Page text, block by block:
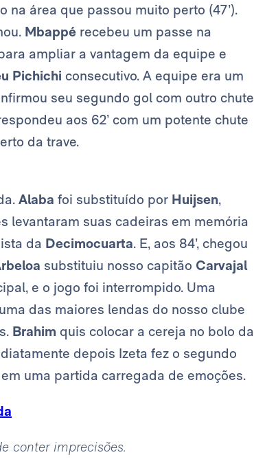
na área que passou muito perto (47’).
Mbappé recebeu um passe na
ampliar a vantagem da equipe e
Pichichi consecutivo. A equipe era um
seu segundo gol com outro chute
aos 62’ com um potente chute
da trave.
Alaba foi substituído por Huijsen,
levantaram suas cadeiras em memória
da Decimocuarta. E, aos 84’, chegou
substituiu nosso capitão Carvajal
e o jogo foi interrompido. Uma
das maiores lendas do nosso clube
Brahim quis colocar a cereja no bolo da
depois Izeta fez o segundo
em uma partida carregada de emoções.
conter imprecisões.